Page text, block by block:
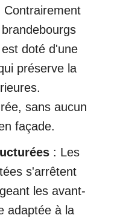
Contrairement
doté d'une
préserve la
sans aucun
façade.
: Les
s'arrêtent
les avant-
adaptée à la